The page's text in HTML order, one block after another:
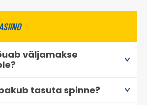
väljamakse
teeb väljamakse
tasuta spinne?